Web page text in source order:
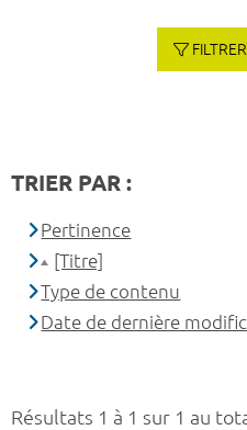
Résultats 1 à 1 sur 1 au
TRIER PAR :
Pertinence
[Titre]
Type de contenu
Date de dernière